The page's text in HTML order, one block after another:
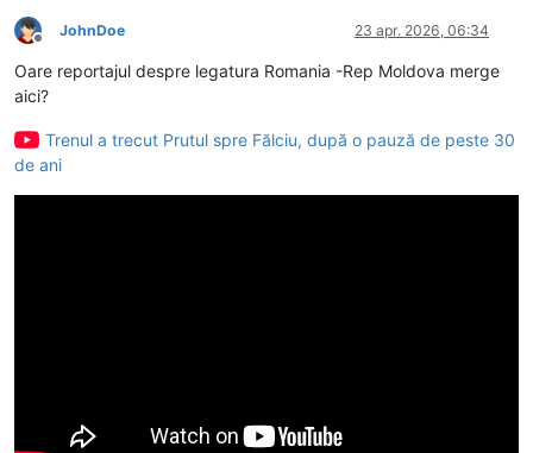
Deconectat
JohnDoe 23 apr. 2026, 06:34
Oare reportajul despre legatura Romania -Rep Moldova merge
aici?
Trenul a trecut Prutul spre Fălciu, după o pauză de peste 30
de ani